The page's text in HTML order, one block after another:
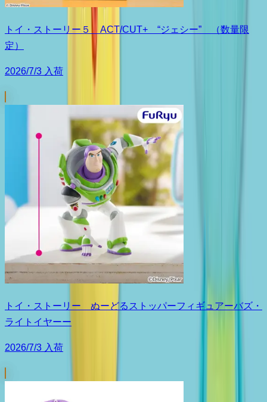
トイ・ストーリー５ ACT/CUT+ “ジェシー” （数量限
定）
2026/7/3 入荷
トイ・ストーリー ぬーどるストッパーフィギュアーバズ・
ライトイヤーー
2026/7/3 入荷